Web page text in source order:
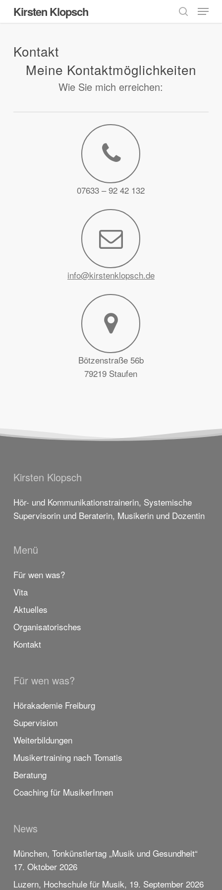
Skip
to
content
Kirsten Klopsch
search
Menu
Kontakt
Meine Kontaktmöglichkeiten
Wie Sie mich erreichen:
07633 – 92 42 132
info@kirstenklopsch.de
Bötzenstraße 56b
79219 Staufen
Kirsten Klopsch
Hör- und Kommunikationstrainerin, Systemische
Supervisorin und Beraterin, Musikerin und Dozentin
Menü
Für wen was?
Vita
Aktuelles
Organisatorisches
Kontakt
Für wen was?
Hörakademie Freiburg
Supervision
Weiterbildungen
Musikertraining nach Tomatis
Beratung
Coaching für MusikerInnen
News
München, Tonkünstlertag „Musik und Gesundheit“
17. Oktober 2026
Luzern, Hochschule für Musik, 19. September 2026